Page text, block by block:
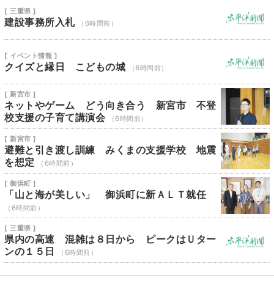
[ 三重県 ]
建設事務所入札 （6時間前）
[ イベント情報 ]
クイズと縁日 こどもの城 （6時間前）
[ 新宮市 ]
ネットやゲーム どう向き合う 新宮市 不登
校支援の子育て講演会
（6時間前）
[ 新宮市 ]
避難と引き渡し訓練 みくまの支援学校 地震
を想定
（6時間前）
[ 御浜町 ]
「山と海が美しい」 御浜町に新ＡＬＴ就任
（6時間前）
[ 三重県 ]
県内の高速 混雑は８日から ピークはＵター
ンの１５日
（6時間前）